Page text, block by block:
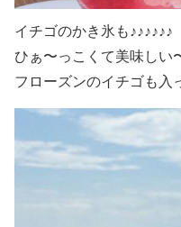
イチゴのかき氷も♪♪♪♪♪♪
ひぁ〜っこくて美味しい
フローズンのイチゴも入